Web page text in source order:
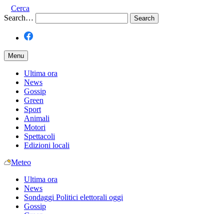
Cerca
Search…
Menu
Ultima ora
News
Gossip
Green
Sport
Animali
Motori
Spettacoli
Edizioni locali
Meteo
Ultima ora
News
Sondaggi Politici elettorali oggi
Gossip